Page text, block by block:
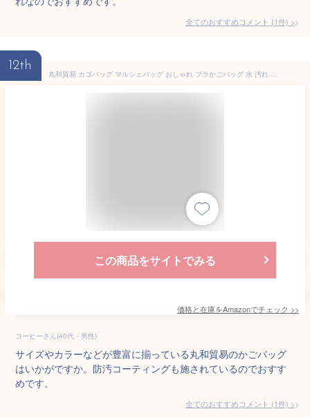
全てのおすすめコメント (1件) >
12th
丸和貿易 カゴバッグ マルシェバッグ おしゃれ プラかごバッグ 水 汚れ 強い 速乾 買い物バッグ プール ランドリー ホワイト プラリュクス
この商品をサイトでみる
価格と在庫をAmazonでチェック >>
コーヒーさん(40代・男性)
サイズやカラーなどが豊富に揃っている丸和貿易のかごバッグ
はいかがですか。防汚コーティングも施されているのでおすす
めです。
全てのおすすめコメント (1件) >